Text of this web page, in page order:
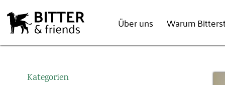
Über uns Warum
Kategorien